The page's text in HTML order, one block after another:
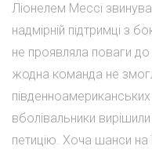
Ліонелем Мессі
надмірній підтримці з
не проявляла поваги
жодна команда не
вболівальники
петицію. Хоча шанси на